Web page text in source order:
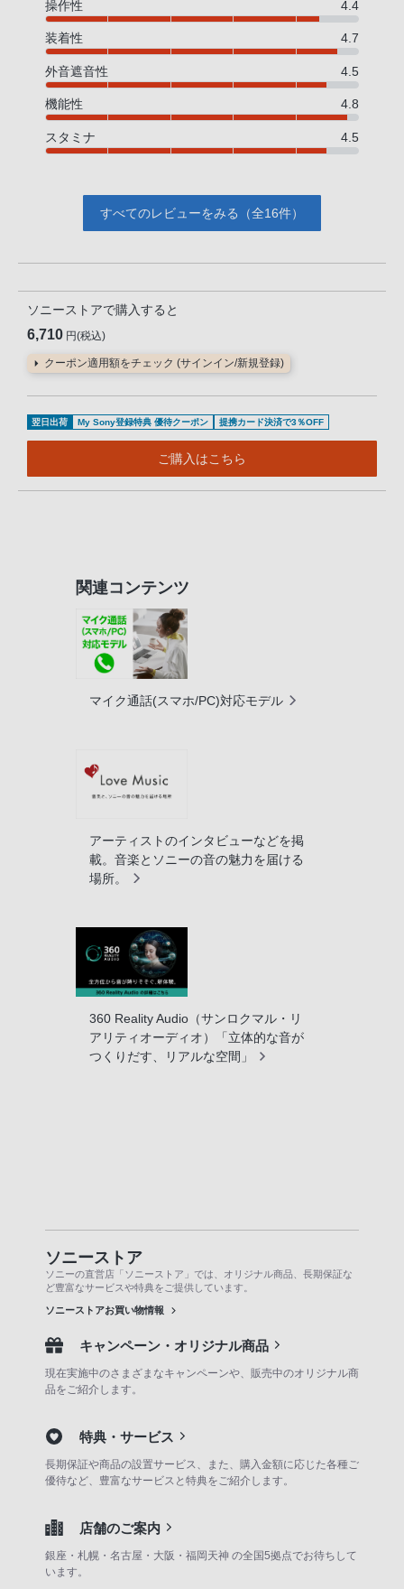
操作性 4.4
装着性 4.7
外音遮音性 4.5
機能性 4.8
スタミナ 4.5
すべてのレビューをみる（全16件）
ソニーストアで購入すると
6,710 円(税込)
クーポン適用額をチェック (サインイン/新規登録)
翌日出荷 My Sony登録特典 優待クーポン 提携カード決済で3％OFF
ご購入はこちら
関連コンテンツ
マイク通話(スマホ/PC)対応モデル
アーティストのインタビューなどを掲
載。音楽とソニーの音の魅力を届ける
場所。
360 Reality Audio（サンロクマル・リ
アリティオーディオ）「立体的な音が
つくりだす、リアルな空間」
ソニーストア
ソニーの直営店「ソニーストア」では、オリジナル商品、長期保証な
ど豊富なサービスや特典をご提供しています。
ソニーストアお買い物情報
キャンペーン・オリジナル商品
現在実施中のさまざまなキャンペーンや、販売中のオリジナル商
品をご紹介します。
特典・サービス
長期保証や商品の設置サービス、また、購入金額に応じた各種ご
優待など、豊富なサービスと特典をご紹介します。
店舗のご案内
銀座・札幌・名古屋・大阪・福岡天神 の全国5拠点でお待ちして
います。